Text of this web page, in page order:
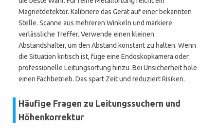
Magnetdetektor. Kalibriere das Gerät auf einer bekannten
Stelle. Scanne aus mehreren Winkeln und markiere
verlässliche Treffer. Verwende einen kleinen
Abstandshalter, um den Abstand konstant zu halten. Wenn
die Situation kritisch ist, füge eine Endoskopkamera oder
professionelle Leitungsortung hinzu. Bei Unsicherheit hole
einen Fachbetrieb. Das spart Zeit und reduziert Risiken.
Häufige Fragen zu Leitungssuchern und
Höhenkorrektur